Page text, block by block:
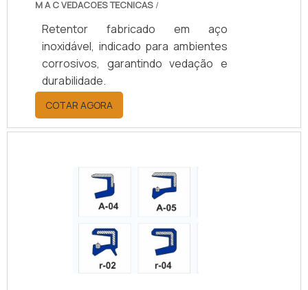
M A C VEDACOES TECNICAS /
Retentor fabricado em aço
inoxidável, indicado para ambientes
corrosivos, garantindo vedação e
durabilidade.
COTAR AGORA